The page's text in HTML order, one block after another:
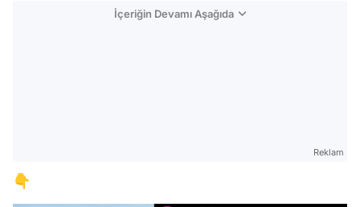
İçeriğin Devamı Aşağıda
Reklam
👇